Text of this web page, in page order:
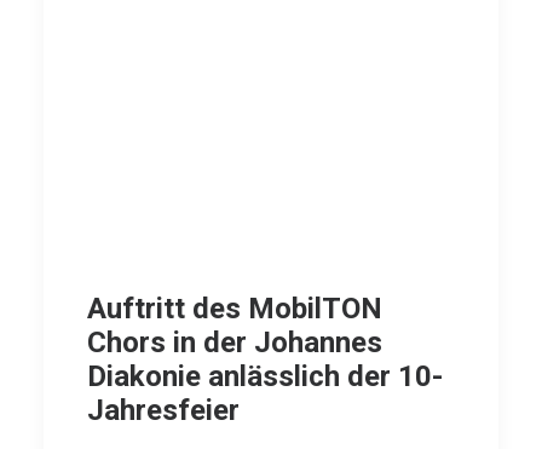
Auftritt des MobilTON
Chors in der Johannes
Diakonie anlässlich der 10-
Jahresfeier